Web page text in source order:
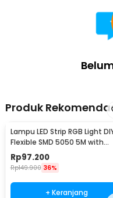
Produk
Lampu LED Strip RGB Light
Flexible SMD 5050 5M with
Remote
Rp97.200
Rp149.900 36%
+ Keranjang